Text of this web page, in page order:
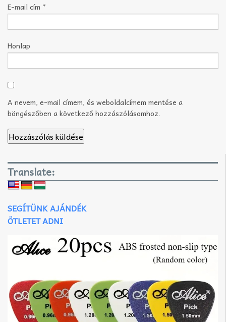
E-mail cím *
Honlap
A nevem, e-mail címem, és weboldalcímem mentése a
böngészőben a következő hozzászólásomhoz.
Translate:
SEGÍTÜNK AJÁNDÉK
ÖTLETET ADNI